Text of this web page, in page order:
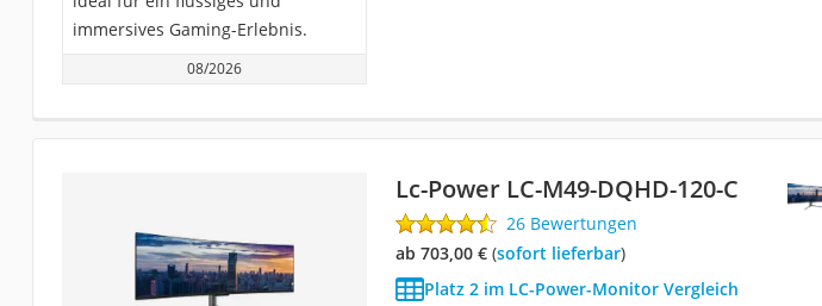
immersives Gaming-Erlebnis.
08/2026
Lc-Power LC-M49-DQHD-120-C
26 Bewertungen
ab 703,00 €( Sofort lieferbar)
Platz 2 im LC-Power-Monitor Vergleich